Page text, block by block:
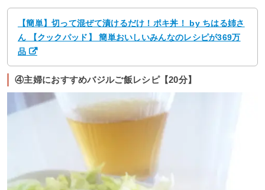
【簡単】切って混ぜて漬けるだけ！ポキ丼！ by ちはる姉さ
ん 【クックパッド】 簡単おいしいみんなのレシピが369万
品
④主婦におすすめバジルご飯レシピ【20分】